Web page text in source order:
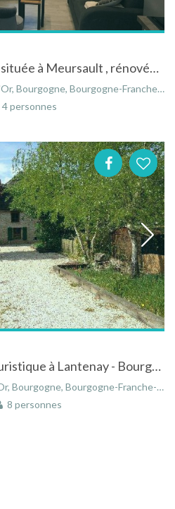
Maison bourguignonne située à Meursault , rénovée située à 7 km de Beaune .
Bourgogne-Franche-Comté, France
4 personnes
Gîte Cbaulas meublè touristique à Lantenay - Bourgogne
Bourgogne-Franche-Comté, France
8 personnes